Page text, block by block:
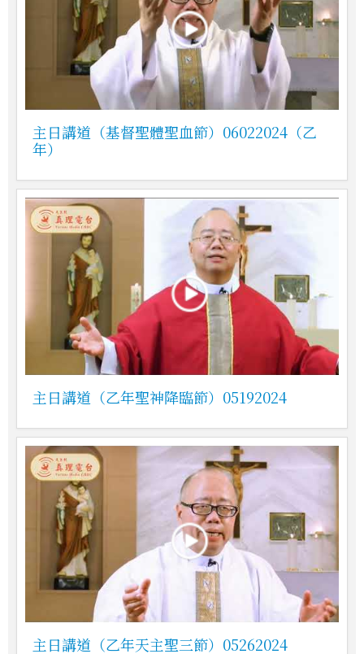
主日講道（基督聖體聖血節）06022024（乙
年）
主日講道（乙年聖神降臨節）05192024
主日講道（乙年天主聖三節）05262024